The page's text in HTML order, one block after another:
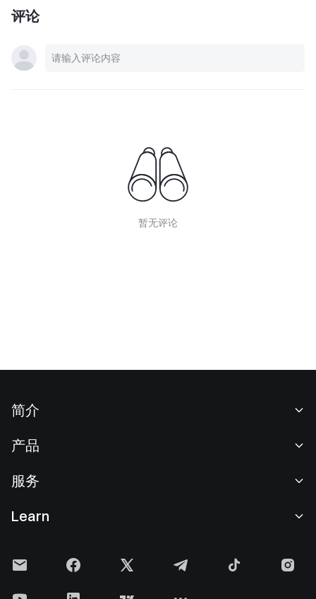
评论
暂无评论
简介
新闻中心
产品
现货交易
理财中心
服务
Learn
Gate 快讯